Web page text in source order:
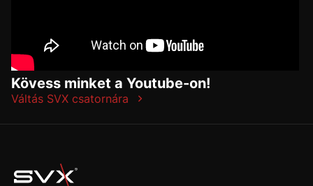
Kövess minket a Youtube-on!
Váltás SVX csatornára